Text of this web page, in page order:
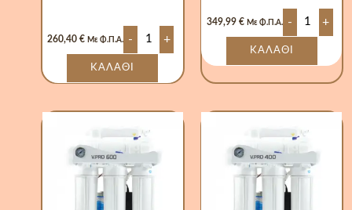
260,40€ Με Φ.Π.Α. - +
ΚΑΛΆΘΙ
349,99 € Με Φ.Π.Α. - +
ΚΑΛΆΘΙ
Επαγγελματική
Αντίστροφη
ποσότητα
ποσότητα